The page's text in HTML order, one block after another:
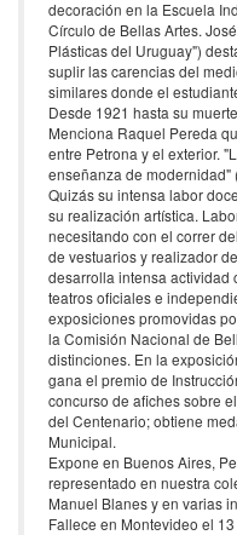
decoración en la Escuela
Círculo de Bellas Artes.
Plásticas del Uruguay")
suplir las carencias del
similares donde el
Desde 1921 hasta su
Menciona Raquel Pereda
entre Petrona y el exterior.
enseñanza de modernidad"
Quizás su intensa labor
su realización artística.
necesitando con el correr
de vestuarios y realizador
desarrolla intensa actividad
teatros oficiales e
exposiciones promovidas
la Comisión Nacional de
distinciones. En la
gana el premio de
concurso de afiches sobre
del Centenario; obtiene
Municipal.
Expone en Buenos Aires,
representado en nuestra
Manuel Blanes y en varias
Fallece en Montevideo el